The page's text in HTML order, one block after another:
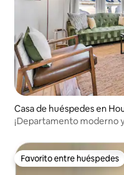
Casa de huéspedes en
¡Departamento moderno
Favorito entre huéspedes
Favorito entre huéspedes